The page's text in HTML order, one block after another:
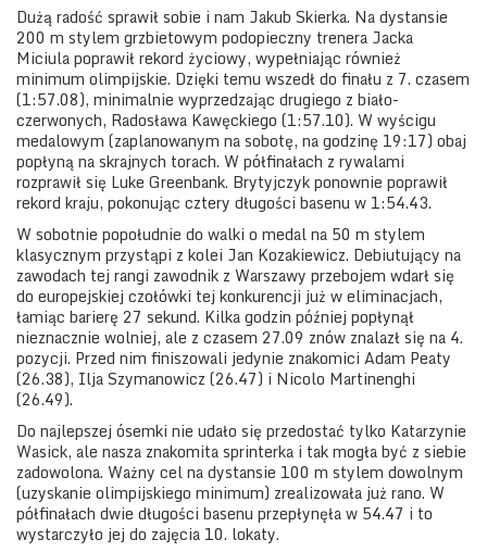
Dużą radość sprawił sobie i nam Jakub Skierka. Na dystansie
200 m stylem grzbietowym podopieczny trenera Jacka
Miciula poprawił rekord życiowy, wypełniając również
minimum olimpijskie. Dzięki temu wszedł do finału z 7. czasem
(1:57.08), minimalnie wyprzedzając drugiego z biało-
czerwonych, Radosława Kawęckiego (1:57.10). W wyścigu
medalowym (zaplanowanym na sobotę, na godzinę 19:17) obaj
popłyną na skrajnych torach. W półfinałach z rywalami
rozprawił się Luke Greenbank. Brytyjczyk ponownie poprawił
rekord kraju, pokonując cztery długości basenu w 1:54.43.
W sobotnie popołudnie do walki o medal na 50 m stylem
klasycznym przystąpi z kolei Jan Kozakiewicz. Debiutujący na
zawodach tej rangi zawodnik z Warszawy przebojem wdarł się
do europejskiej czołówki tej konkurencji już w eliminacjach,
łamiąc barierę 27 sekund. Kilka godzin później popłynął
nieznacznie wolniej, ale z czasem 27.09 znów znalazł się na 4.
pozycji. Przed nim finiszowali jedynie znakomici Adam Peaty
(26.38), Ilja Szymanowicz (26.47) i Nicolo Martinenghi
(26.49).
Do najlepszej ósemki nie udało się przedostać tylko Katarzynie
Wasick, ale nasza znakomita sprinterka i tak mogła być z siebie
zadowolona. Ważny cel na dystansie 100 m stylem dowolnym
(uzyskanie olimpijskiego minimum) zrealizowała już rano. W
półfinałach dwie długości basenu przepłynęła w 54.47 i to
wystarczyło jej do zajęcia 10. lokaty.